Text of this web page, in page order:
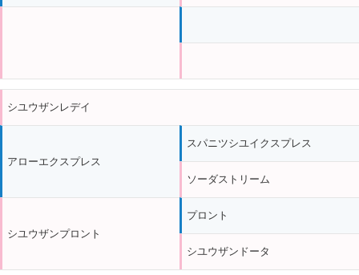
シユウザンレデイ
アローエクスプレス
シユウザンプロント
スパニツシユイクスプレス
ソーダストリーム
プロント
シユウザンドータ